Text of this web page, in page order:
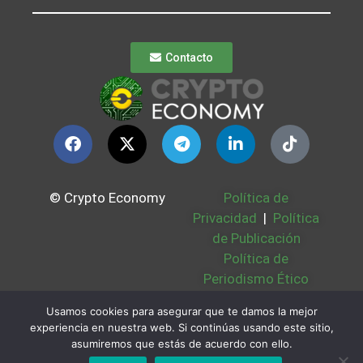
Contacto
© Crypto Economy
Política de
Privacidad | Política
de Publicación
Política de
Periodismo Ético
Bases Legales |
Partners | Sobre
Usamos cookies para asegurar que te damos la mejor
experiencia en nuestra web. Si continúas usando este sitio,
asumiremos que estás de acuerdo con ello.